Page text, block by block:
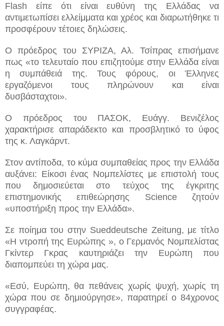
Flash είπε ότι είναι ευθύνη της Ελλάδας να
αντιμετωπίσει ελλείμματα και χρέος και διαρωτήθηκε τι
προσφέρουν τέτοιες δηλώσεις.
Ο πρόεδρος του ΣΥΡΙΖΑ, Αλ. Τσίπρας επισήμανε
πως «το τελευταίο που επιζητούμε στην Ελλάδα είναι
η συμπάθειά της. Τους φόρους, οι Έλληνες
εργαζόμενοι τους πληρώνουν και είναι
δυσβάσταχτοι».
Ο πρόεδρος του ΠΑΣΟΚ, Ευάγγ. Βενιζέλος
χαρακτήρισε απαράδεκτο και προσβλητικό το ύφος
της κ. Λαγκάρντ.
Στον αντίποδα, το κύμα συμπαθείας προς την Ελλάδα
αυξάνει: Είκοσι ένας Νομπελίστες με επιστολή τους
που δημοσιεύεται στο τεύχος της έγκριτης
επιστημονικής επιθεώρησης Science ζητούν
«υποστήριξη προς την Ελλάδα».
Σε ποίημα του στην Sueddeutsche Zeitung, με τίτλο
«Η ντροπή της Ευρώπης », ο Γερμανός Νομπελίστας
Γκίντερ Γκρας καυτηριάζει την Ευρώπη που
διαπομπεύει τη χώρα μας.
«Εσύ, Ευρώπη, θα πεθάνεις χωρίς ψυχή, χωρίς τη
χώρα που σε δημιούργησε», παρατηρεί ο 84χρονος
συγγραφέας.